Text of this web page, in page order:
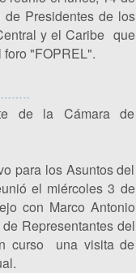
Presidentes de los
y el Caribe que
"FOPREL".
de la Cámara de
para los Asuntos del
el miércoles 3 de
con Marco Antonio
Representantes del
curso una visita de